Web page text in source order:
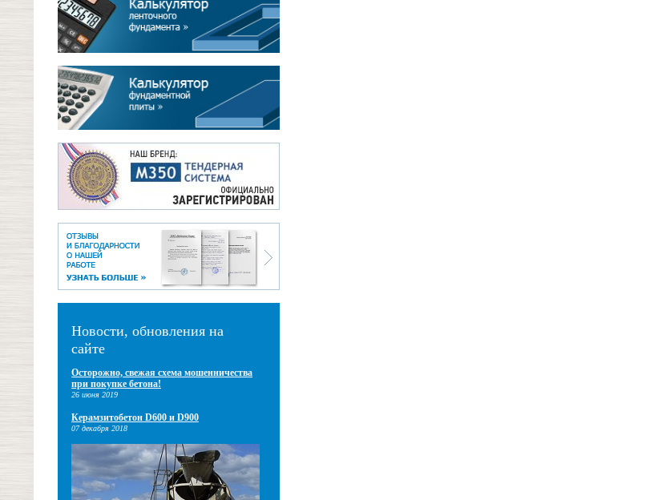
Новости, обновления на
сайте
Осторожно, свежая схема мошенничества
при покупке бетона!
26 июня 2019
Керамзитобетон D600 и D900
07 декабря 2018